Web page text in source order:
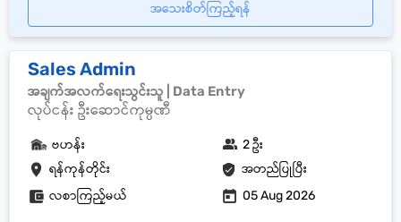
အသေးစိတ်ကြည့်ရန်
Sales Admin
အချက်အလက်ရေးသွင်းသူ | Data Entry
လုပ်ငန်း ဦးဆောင်ကုမ္ပဏီ
ရန်ကုန်တိုင်း အတည်ပြုပြီး
ဗဟန်း 2 ဦး
လစာကြည့်မယ် 05 Aug 2026